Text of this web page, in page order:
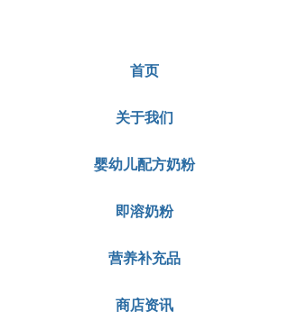
首页
关于我们
婴幼儿配方奶粉
即溶奶粉
营养补充品
商店资讯